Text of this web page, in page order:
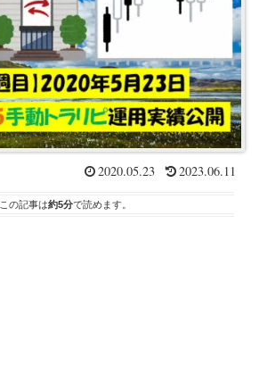
2020.05.23 2023.06.11
この記事は約5分で読めます。